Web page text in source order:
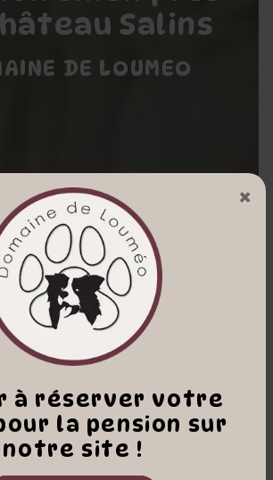
à réserver votre
la pension sur
notre site !
×
Salins
DE LOUMEO